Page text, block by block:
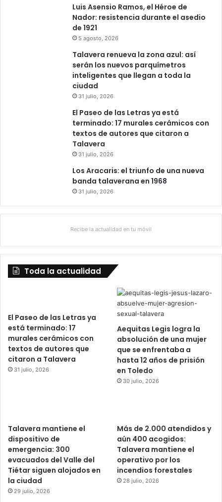
Luis Asensio Ramos, el Héroe de
Nador: resistencia durante el asedio
de 1921
5 agosto, 2026
Talavera renueva la zona azul: así
serán los nuevos parquímetros
inteligentes que llegan a toda la
ciudad
31 julio, 2026
El Paseo de las Letras ya está
terminado: 17 murales cerámicos con
textos de autores que citaron a
Talavera
31 julio, 2026
Los Aracaris: el triunfo de una nueva
banda talaverana en 1968
31 julio, 2026
Recibe la actualidad en tu móvil
Toda la actualidad
El Paseo de las Letras ya
está terminado: 17
murales cerámicos con
textos de autores que
citaron a Talavera
31 julio, 2026
Aequitas Legis logra la
absolución de una mujer
que se enfrentaba a
hasta 12 años de prisión
en Toledo
30 julio, 2026
Talavera mantiene el
dispositivo de
emergencia: 300
evacuados del Valle del
Tiétar siguen alojados en
la ciudad
29 julio, 2026
Más de 2.000 atendidos y
aún 400 acogidos:
Talavera mantiene el
operativo por los
incendios forestales
28 julio, 2026